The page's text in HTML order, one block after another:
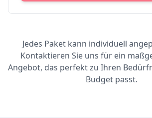
Jedes Paket kann individuell
Kontaktieren Sie uns für ein
Angebot, das perfekt zu Ihren
Budget passt.